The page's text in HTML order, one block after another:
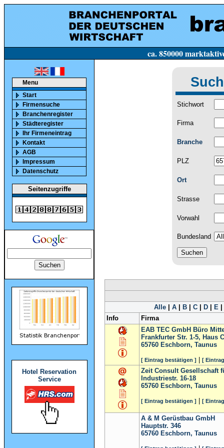
ca. 850000 marktaktive Firmen in
Menu
Start
Firmensuche
Branchenregister
Städteregister
Ihr Firmeneintrag
Kontakt
AGB
Impressum
Datenschutz
Seitenzugriffe
Hotel Reservation
Service
Stichwort
Firma
Branche
PLZ
Ort
Strasse
Vorwahl
Bundesland
Alle| A| B| C| D| E|
Info
Firma
EAB TEC GmbH Büro
Frankfurter Str. 1-5, Haus C
65760 Eschborn, Taunus
[ Eintrag bestätigen ] [
Zeit Consult Gesellschaft
Industriestr. 16-18
65760 Eschborn, Taunus
[ Eintrag bestätigen ] [
A & M Gerüstbau GmbH
Hauptstr. 346
65760 Eschborn, Taunus